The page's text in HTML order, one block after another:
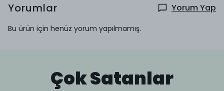
Yorumlar Yorum Yap
Bu ürün için henüz yorum yapılmamış.
Çok Satanlar